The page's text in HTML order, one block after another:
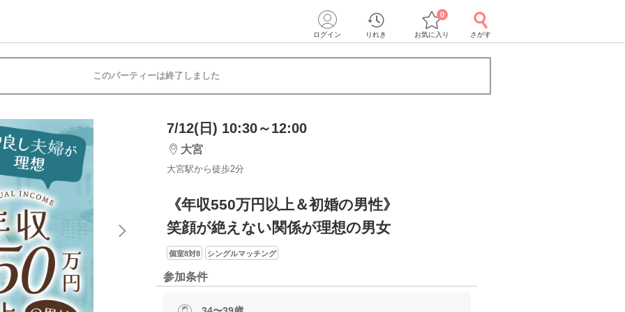
ログイン りれき お気に入り
0
さがす
このパーティーは終了しました
7/12(日) 10:30～12:00
大宮
大宮駅から徒歩2分
《年収550万円以上＆初婚の男性》
笑顔が絶えない関係が理想の男女
個室8対8 シングルマッチング
参加条件